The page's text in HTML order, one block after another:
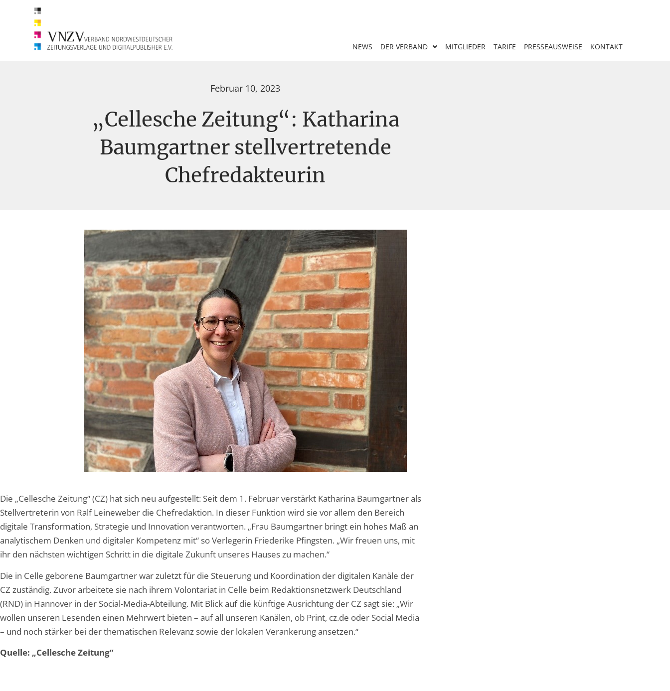
NEWS DER VERBAND MITGLIEDER TARIFE PRESSEAUSWEISE KONTAKT
Februar 10, 2023
„Cellesche Zeitung“: Katharina
Baumgartner stellvertretende
Chefredakteurin
Die „Cellesche Zeitung“ (CZ) hat sich neu aufgestellt: Seit dem 1. Februar verstärkt Katharina Baumgartner als
Stellvertreterin von Ralf Leineweber die Chefredaktion. In dieser Funktion wird sie vor allem den Bereich
digitale Transformation, Strategie und Innovation verantworten. „Frau Baumgartner bringt ein hohes Maß an
analytischem Denken und digitaler Kompetenz mit“ so Verlegerin Friederike Pfingsten. „Wir freuen uns, mit
ihr den nächsten wichtigen Schritt in die digitale Zukunft unseres Hauses zu machen.“
Die in Celle geborene Baumgartner war zuletzt für die Steuerung und Koordination der digitalen Kanäle der
CZ zuständig. Zuvor arbeitete sie nach ihrem Volontariat in Celle beim Redaktionsnetzwerk Deutschland
(RND) in Hannover in der Social-Media-Abteilung. Mit Blick auf die künftige Ausrichtung der CZ sagt sie: „Wir
wollen unseren Lesenden einen Mehrwert bieten – auf all unseren Kanälen, ob Print, cz.de oder Social Media
– und noch stärker bei der thematischen Relevanz sowie der lokalen Verankerung ansetzen.“
Quelle: „Cellesche Zeitung“